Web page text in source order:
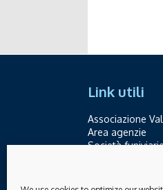
Link utili
Associazione
Area agenzie
Società